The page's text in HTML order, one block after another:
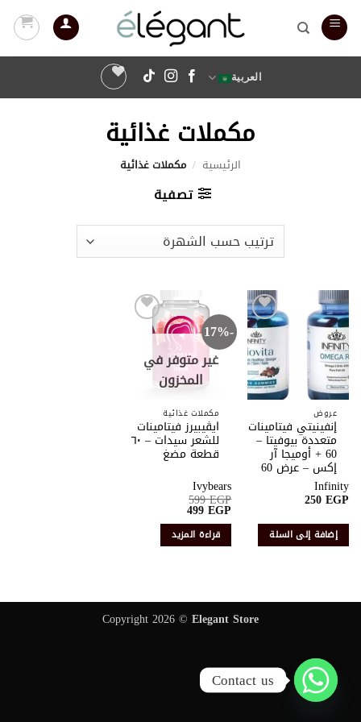
تخطي
للمحتوى
العربية
مكملات غذائية
الرئيسية / مكملات غذائية
تصفية
أضف
إلى
قائمة
الرغبات
عروض
إنفينيتي فيتامينات
متعددة بيوفيتا –
60 + أوميجا آر
إكس – عرض 60
Infinity
250EGP
إضافة إلى السلة
-17% أضف
الرغبات
غير متوفر في
المخزون
مكملات غذائية
ايڤيبيرز فيتامينات
للشعر سيدات – ٦٠
قطعة مضغ
Ivybears
599EGP
السعر
الأصلي
هو:
599 EGP.
499EGP السعر
الحالي
هو:
499 EGP.
قراءة المزيد
Copyright 2026 © Elegant Store
Contact us